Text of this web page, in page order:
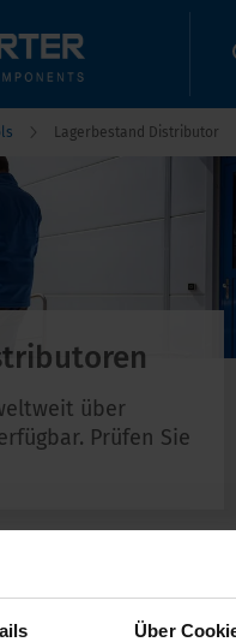
Über
Lagerbestand Distributor
über
Prüfen Sie